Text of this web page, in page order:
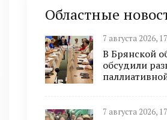
Областные
7 августа 2026,
В Брянской
обсудили
7 августа 2026,